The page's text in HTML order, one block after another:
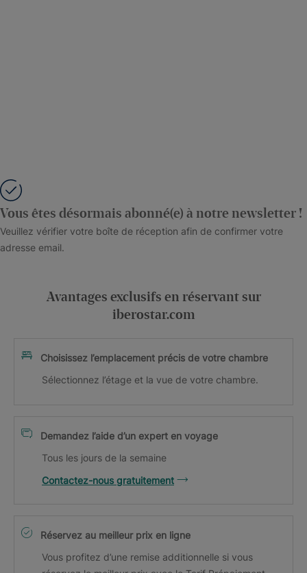
Vous êtes désormais abonné(e) à notre newsletter !
Veuillez vérifier votre boîte de réception afin de confirmer votre
adresse email.
Avantages exclusifs en réservant sur
iberostar.com
Choisissez l’emplacement précis de votre chambre
Sélectionnez l’étage et la vue de votre chambre.
Demandez l’aide d’un expert en voyage
Tous les jours de la semaine
Contactez-nous gratuitement
Réservez au meilleur prix en ligne
Vous profitez d’une remise additionnelle si vous